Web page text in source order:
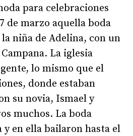
para celebraciones
de marzo aquella boda
niña de Adelina, con un
La iglesia
lo mismo que el
donde estaban
su novia, Ismael y
muchos. La boda
y en ella bailaron hasta el